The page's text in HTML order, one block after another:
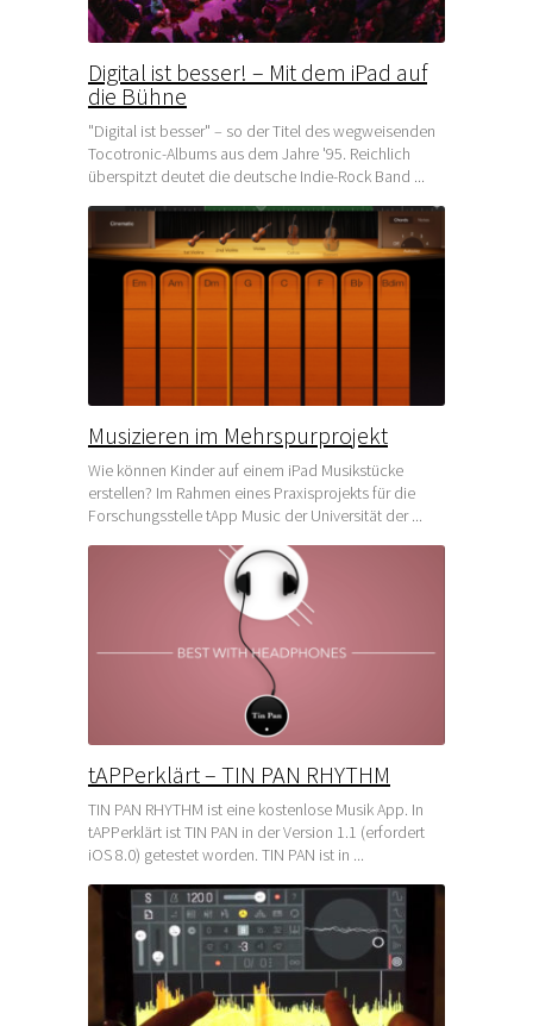
Digital ist besser! – Mit dem iPad auf
die Bühne
"Digital ist besser" – so der Titel des wegweisenden
Tocotronic-Albums aus dem Jahre '95. Reichlich
überspitzt deutet die deutsche Indie-Rock Band ...
Musizieren im Mehrspurprojekt
Wie können Kinder auf einem iPad Musikstücke
erstellen? Im Rahmen eines Praxisprojekts für die
Forschungsstelle tApp Music der Universität der ...
tAPPerklärt – TIN PAN RHYTHM
TIN PAN RHYTHM ist eine kostenlose Musik App. In
tAPPerklärt ist TIN PAN in der Version 1.1 (erfordert
iOS 8.0) getestet worden. TIN PAN ist in ...